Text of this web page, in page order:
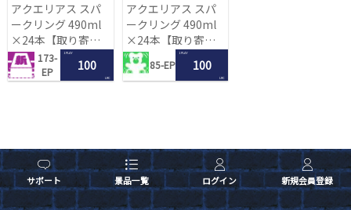
サポート 景品一覧 ログイン 新規会員登録
アクエリアス スパ
ークリング 490ml
×24本【取り寄せ
入荷後次第発送】
173-
EP
1 PLAY
100
LRC
アクエリアス スパ
ークリング 490ml
×24本【取り寄せ
入荷後次第発送】
85-EP
1 PLAY
100
LRC